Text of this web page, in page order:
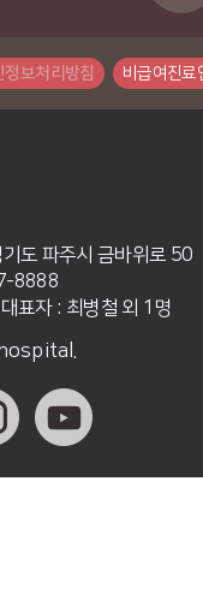
정보처리방침 비급여진료
도 파주시 금바위로 50
8888
대표자 : 최병철 외 1명